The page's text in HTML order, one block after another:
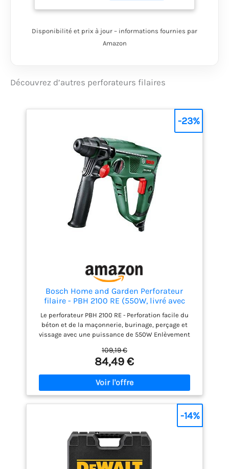
des matériaux de
de la brique et
frappe permet
puissance de 800W,
ce perforateur ne vous
laissera pas tomber Le
débrayage de sécurité
élimine le risque d’à-
coups lorsque le foret
se bloque
Disponibilité et prix à jour – informations fournies par
Amazon
Découvrez d’autres perforateurs filaires
Bosch Home and Garden Perforateur
filaire - PBH 2100 RE (550W, livré avec
Le perforateur PBH 2100 RE - Perforation facile du
béton et de la maçonnerie, burinage, perçage et
vissage avec une puissance de 550W Enlèvement
de câbles Changement d’accessoire rapide et sans
outil grâce à SDS plus Désactivation possible de la
percussion (stop de frappe) pour percer dans le
bois ou l’acier Livré avec : PBH 2100 RE, butée de
profondeur, poignée supplémentaire, coffret
109,19 €
84,49 €
-23%
-14%